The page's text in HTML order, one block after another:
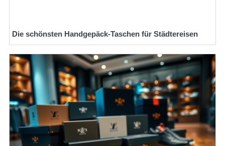
Die schönsten Handgepäck-Taschen für Städtereisen